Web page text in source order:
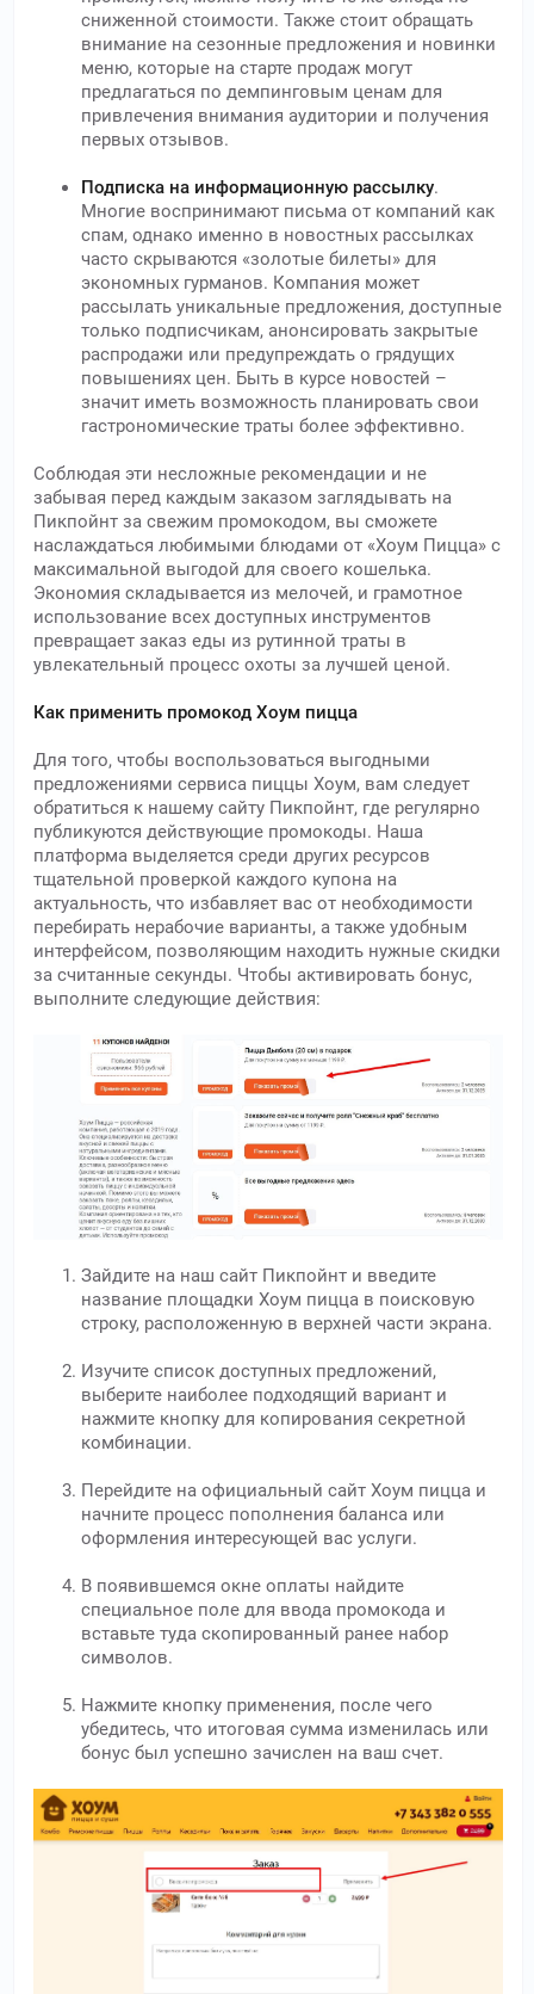
сниженной стоимости. Также стоит обращать
внимание на сезонные предложения и новинки
меню, которые на старте продаж могут
предлагаться по демпинговым ценам для
привлечения внимания аудитории и получения
первых отзывов.
Подписка на информационную рассылку.
Многие воспринимают письма от компаний как
спам, однако именно в новостных рассылках
часто скрываются «золотые билеты» для
экономных гурманов. Компания может
рассылать уникальные предложения, доступные
только подписчикам, анонсировать закрытые
распродажи или предупреждать о грядущих
повышениях цен. Быть в курсе новостей –
значит иметь возможность планировать свои
гастрономические траты более эффективно.
Соблюдая эти несложные рекомендации и не
забывая перед каждым заказом заглядывать на
Пикпойнт за свежим промокодом, вы сможете
наслаждаться любимыми блюдами от «Хоум Пицца» с
максимальной выгодой для своего кошелька.
Экономия складывается из мелочей, и грамотное
использование всех доступных инструментов
превращает заказ еды из рутинной траты в
увлекательный процесс охоты за лучшей ценой.
Как применить промокод Хоум пицца
Для того, чтобы воспользоваться выгодными
предложениями сервиса пиццы Хоум, вам следует
обратиться к нашему сайту Пикпойнт, где регулярно
публикуются действующие промокоды. Наша
платформа выделяется среди других ресурсов
тщательной проверкой каждого купона на
актуальность, что избавляет вас от необходимости
перебирать нерабочие варианты, а также удобным
интерфейсом, позволяющим находить нужные скидки
за считанные секунды. Чтобы активировать бонус,
выполните следующие действия:
Зайдите на наш сайт Пикпойнт и введите
название площадки Хоум пицца в поисковую
строку, расположенную в верхней части экрана.
Изучите список доступных предложений,
выберите наиболее подходящий вариант и
нажмите кнопку для копирования секретной
комбинации.
Перейдите на официальный сайт Хоум пицца и
начните процесс пополнения баланса или
оформления интересующей вас услуги.
В появившемся окне оплаты найдите
специальное поле для ввода промокода и
вставьте туда скопированный ранее набор
символов.
Нажмите кнопку применения, после чего
убедитесь, что итоговая сумма изменилась или
бонус был успешно зачислен на ваш счет.